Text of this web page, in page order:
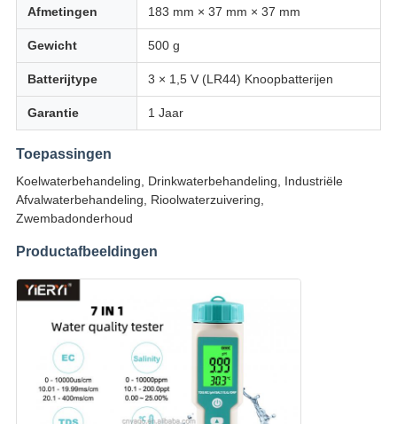
Afmetingen 183 mm × 37 mm × 37 mm
Gewicht 500 g
Batterijtype 3 × 1,5 V (LR44) Knoopbatterijen
Garantie 1 Jaar
Toepassingen
Koelwaterbehandeling, Drinkwaterbehandeling, Industriële
Afvalwaterbehandeling, Rioolwaterzuivering,
Zwembadonderhoud
Productafbeeldingen